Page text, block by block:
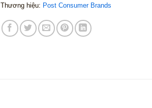
Thương hiệu: Post Consumer Brands